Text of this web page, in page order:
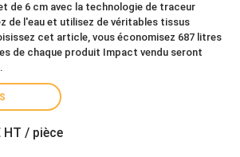
de 6 cm avec la technologie de traceur
de l'eau et utilisez de véritables tissus
cet article, vous économisez 687 litres
de chaque produit Impact vendu seront
HT / pièce